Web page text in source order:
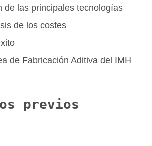
de las principales tecnologías
de los costes
de Fabricación Aditiva del IMH
previos